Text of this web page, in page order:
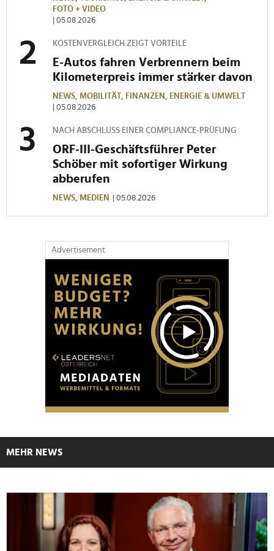
FOTO + VIDEO
| 05.08.2026
KOSTENVERGLEICH ZEIGT VORTEILE
E-Autos fahren Verbrennern beim
Kilometerpreis immer stärker davon
NEWS, MOBILITÄT, FINANZEN, ENERGIE & UMWELT
| 05.08.2026
NACH ABSCHLUSS EINER COMPLIANCE-PRÜFUNG
ORF-III-Geschäftsführer Peter
Schöber mit sofortiger Wirkung
abberufen
NEWS, MEDIEN | 05.08.2026
Advertisement
MEHR NEWS